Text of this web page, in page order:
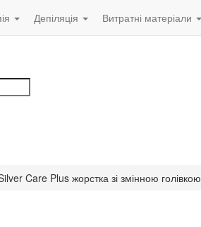
Депіляція Витратні матеріали
Care Plus жорстка зі змінною голівкою